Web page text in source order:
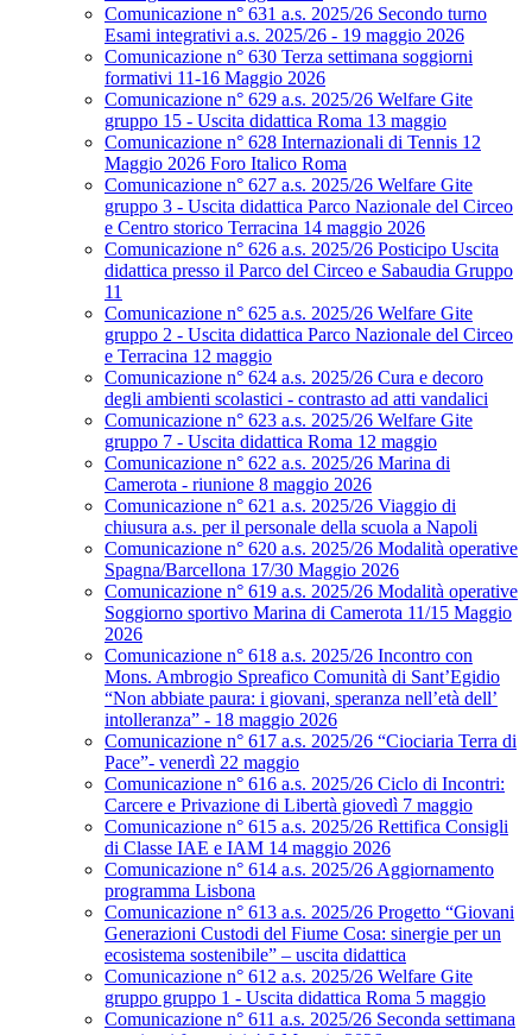
Comunicazione n° 631 a.s. 2025/26 Secondo turno
Esami integrativi a.s. 2025/26 - 19 maggio 2026
Comunicazione n° 630 Terza settimana soggiorni
formativi 11-16 Maggio 2026
Comunicazione n° 629 a.s. 2025/26 Welfare Gite
gruppo 15 - Uscita didattica Roma 13 maggio
Comunicazione n° 628 Internazionali di Tennis 12
Maggio 2026 Foro Italico Roma
Comunicazione n° 627 a.s. 2025/26 Welfare Gite
gruppo 3 - Uscita didattica Parco Nazionale del Circeo
e Centro storico Terracina 14 maggio 2026
Comunicazione n° 626 a.s. 2025/26 Posticipo Uscita
didattica presso il Parco del Circeo e Sabaudia Gruppo
11
Comunicazione n° 625 a.s. 2025/26 Welfare Gite
gruppo 2 - Uscita didattica Parco Nazionale del Circeo
e Terracina 12 maggio
Comunicazione n° 624 a.s. 2025/26 Cura e decoro
degli ambienti scolastici - contrasto ad atti vandalici
Comunicazione n° 623 a.s. 2025/26 Welfare Gite
gruppo 7 - Uscita didattica Roma 12 maggio
Comunicazione n° 622 a.s. 2025/26 Marina di
Camerota - riunione 8 maggio 2026
Comunicazione n° 621 a.s. 2025/26 Viaggio di
chiusura a.s. per il personale della scuola a Napoli
Comunicazione n° 620 a.s. 2025/26 Modalità operative
Spagna/Barcellona 17/30 Maggio 2026
Comunicazione n° 619 a.s. 2025/26 Modalità operative
Soggiorno sportivo Marina di Camerota 11/15 Maggio
2026
Comunicazione n° 618 a.s. 2025/26 Incontro con
Mons. Ambrogio Spreafico Comunità di Sant’Egidio
“Non abbiate paura: i giovani, speranza nell’età dell’
intolleranza” - 18 maggio 2026
Comunicazione n° 617 a.s. 2025/26 “Ciociaria Terra di
Pace”- venerdì 22 maggio
Comunicazione n° 616 a.s. 2025/26 Ciclo di Incontri:
Carcere e Privazione di Libertà giovedì 7 maggio
Comunicazione n° 615 a.s. 2025/26 Rettifica Consigli
di Classe IAE e IAM 14 maggio 2026
Comunicazione n° 614 a.s. 2025/26 Aggiornamento
programma Lisbona
Comunicazione n° 613 a.s. 2025/26 Progetto “Giovani
Generazioni Custodi del Fiume Cosa: sinergie per un
ecosistema sostenibile” – uscita didattica
Comunicazione n° 612 a.s. 2025/26 Welfare Gite
gruppo gruppo 1 - Uscita didattica Roma 5 maggio
Comunicazione n° 611 a.s. 2025/26 Seconda settimana